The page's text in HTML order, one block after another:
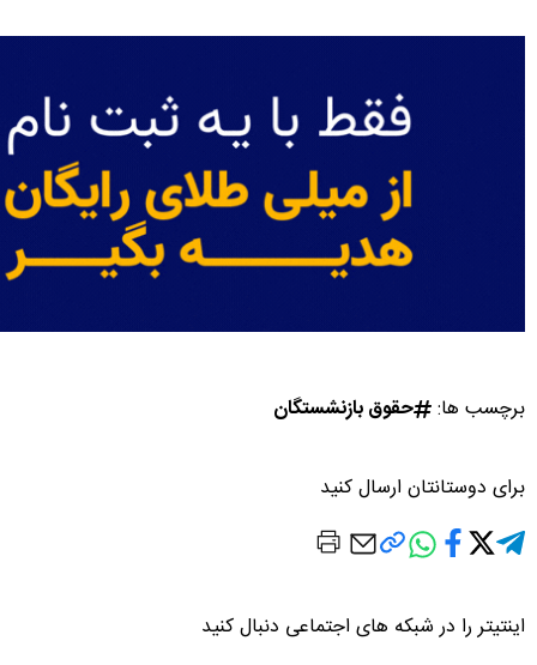
برچسب ها: حقوق بازنشستگان
برای دوستانتان ارسال کنید
اینتیتر را در شبکه های اجتماعی دنبال کنید